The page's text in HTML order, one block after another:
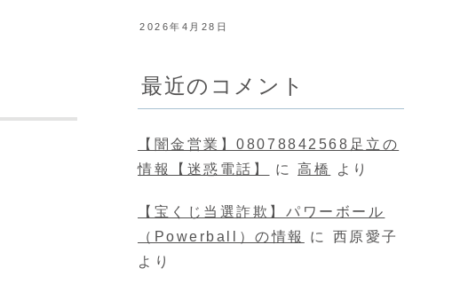
2026年4月28日
最近のコメント
【闇金営業】08078842568足立の
情報【迷惑電話】
に高橋 より
【宝くじ当選詐欺】パワーボール
（Powerball）の情報
に 西原愛子
より